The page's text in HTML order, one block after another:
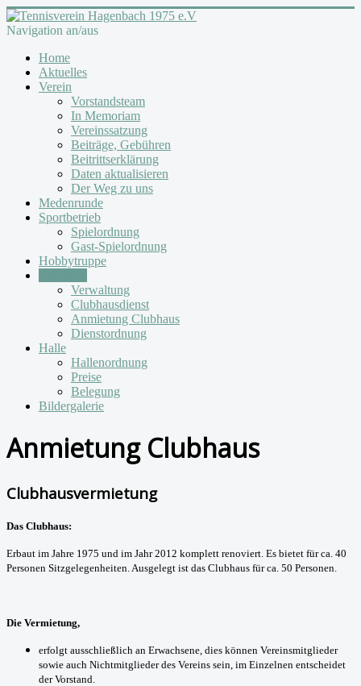
Navigation an/aus
Home
Aktuelles
Verein
Vorstandsteam
In Memoriam
Vereinssatzung
Beiträge, Gebühren
Beitrittserklärung
Daten aktualisieren
Der Weg zu uns
Medenrunde
Sportbetrieb
Spielordnung
Gast-Spielordnung
Hobbytruppe
Verwaltung
Clubhausdienst
Anmietung Clubhaus
Dienstordnung
Halle
Hallenordnung
Preise
Belegung
Bildergalerie
Anmietung Clubhaus
Clubhausvermietung
Das Clubhaus:
Erbaut im Jahre 1975 und im Jahr 2012 komplett renoviert. Es bietet für ca. 40
Personen Sitzgelegenheiten. Ausgelegt ist das Clubhaus für ca. 50 Personen.
Die Vermietung,
erfolgt ausschließlich an Erwachsene, dies können Vereinsmitglieder
sowie auch Nichtmitglieder des Vereins sein, im Einzelnen entscheidet
der Vorstand.